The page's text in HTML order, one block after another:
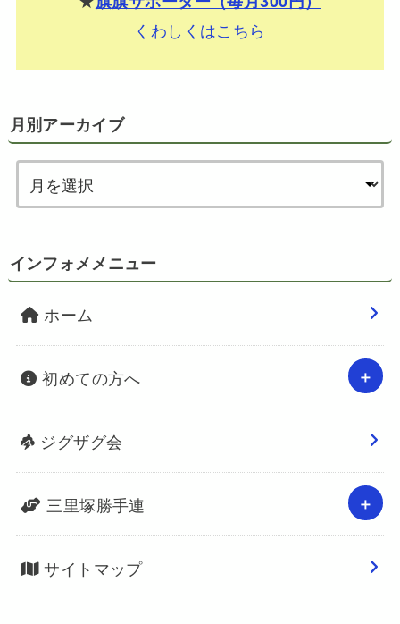
くわしくはこちら
月別アーカイブ
インフォメメニュー
ホーム
初めての方へ
ジグザグ会
三里塚勝手連
サイトマップ